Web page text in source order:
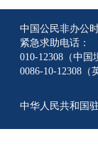
中国公民非办公
紧急求助电话：
010-12308（中国
0086-10-12308（
中华人民共和国